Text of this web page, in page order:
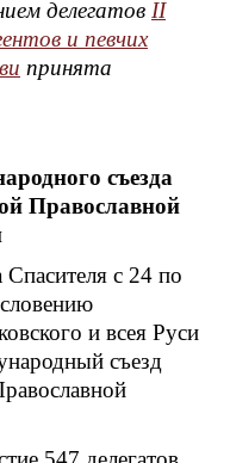
делегатов II
и певчих
принята
съезда
Православной
c 24 по
и всея Руси
съезд